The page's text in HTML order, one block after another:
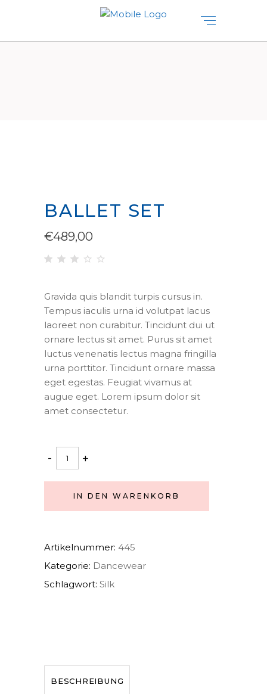
BALLET SET
€489,00
3.00
von
5,
basierend
Kundenbewertung
Gravida quis blandit turpis cursus in.
Tempus iaculis urna id volutpat lacus
laoreet non curabitur. Tincidunt dui ut
ornare lectus sit amet. Purus sit amet
luctus venenatis lectus magna fringilla
urna porttitor. Tincidunt ornare massa
eget egestas. Feugiat vivamus at
augue eget. Lorem ipsum dolor sit
amet consectetur.
Ballet
Set
quantity
- +
IN DEN WARENKORB
Artikelnummer: 445
Kategorie: Dancewear
Schlagwort: Silk
BESCHREIBUNG